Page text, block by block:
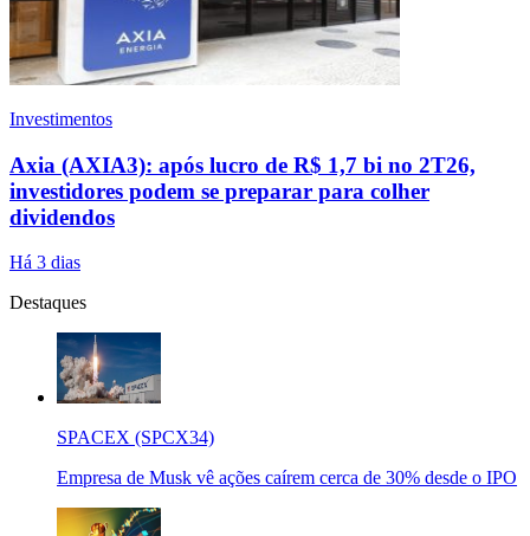
Investimentos
Axia (AXIA3): após lucro de R$ 1,7 bi no 2T26,
investidores podem se preparar para colher
dividendos
Há 3 dias
Destaques
SPACEX (SPCX34)
Empresa de Musk vê ações caírem cerca de 30% desde o IPO